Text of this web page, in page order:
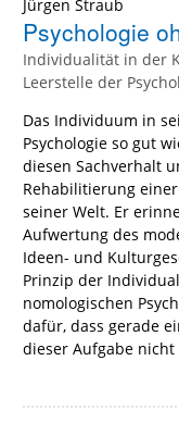
Jürgen Straub
Psychologie
Individualität in der
Leerstelle der
Das Individuum in
Psychologie so gut
diesen Sachverhalt
Rehabilitierung
seiner Welt. Er
Aufwertung des
Ideen- und
Prinzip der
nomologischen
dafür, dass gerade
dieser Aufgabe